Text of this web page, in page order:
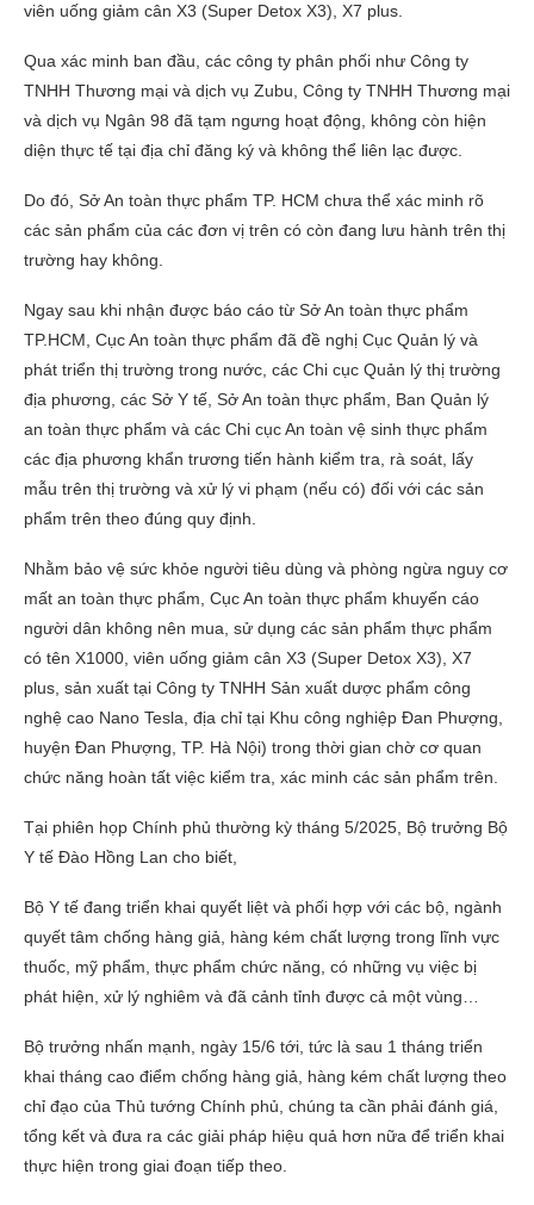
viên uống giảm cân X3 (Super Detox X3), X7 plus.
Qua xác minh ban đầu, các công ty phân phối như Công ty
TNHH Thương mại và dịch vụ Zubu, Công ty TNHH Thương mại
và dịch vụ Ngân 98 đã tạm ngưng hoạt động, không còn hiện
diện thực tế tại địa chỉ đăng ký và không thể liên lạc được.
Do đó, Sở An toàn thực phẩm TP. HCM chưa thể xác minh rõ
các sản phẩm của các đơn vị trên có còn đang lưu hành trên thị
trường hay không.
Ngay sau khi nhận được báo cáo từ Sở An toàn thực phẩm
TP.HCM, Cục An toàn thực phẩm đã đề nghị Cục Quản lý và
phát triển thị trường trong nước, các Chi cục Quản lý thị trường
địa phương, các Sở Y tế, Sở An toàn thực phẩm, Ban Quản lý
an toàn thực phẩm và các Chi cục An toàn vệ sinh thực phẩm
các địa phương khẩn trương tiến hành kiểm tra, rà soát, lấy
mẫu trên thị trường và xử lý vi phạm (nếu có) đối với các sản
phẩm trên theo đúng quy định.
Nhằm bảo vệ sức khỏe người tiêu dùng và phòng ngừa nguy cơ
mất an toàn thực phẩm, Cục An toàn thực phẩm khuyến cáo
người dân không nên mua, sử dụng các sản phẩm thực phẩm
có tên X1000, viên uống giảm cân X3 (Super Detox X3), X7
plus, sản xuất tại Công ty TNHH Sản xuất dược phẩm công
nghệ cao Nano Tesla, địa chỉ tại Khu công nghiệp Đan Phượng,
huyện Đan Phượng, TP. Hà Nội) trong thời gian chờ cơ quan
chức năng hoàn tất việc kiểm tra, xác minh các sản phẩm trên.
Tại phiên họp Chính phủ thường kỳ tháng 5/2025, Bộ trưởng Bộ
Y tế Đào Hồng Lan cho biết,
Bộ Y tế đang triển khai quyết liệt và phối hợp với các bộ, ngành
quyết tâm chống hàng giả, hàng kém chất lượng trong lĩnh vực
thuốc, mỹ phẩm, thực phẩm chức năng, có những vụ việc bị
phát hiện, xử lý nghiêm và đã cảnh tỉnh được cả một vùng…
Bộ trưởng nhấn mạnh, ngày 15/6 tới, tức là sau 1 tháng triển
khai tháng cao điểm chống hàng giả, hàng kém chất lượng theo
chỉ đạo của Thủ tướng Chính phủ, chúng ta cần phải đánh giá,
tổng kết và đưa ra các giải pháp hiệu quả hơn nữa để triển khai
thực hiện trong giai đoạn tiếp theo.